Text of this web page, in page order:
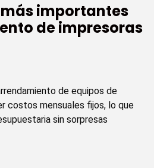
importantes
de impresoras
de equipos de
costos mensuales fijos, lo que
sin sorpresas